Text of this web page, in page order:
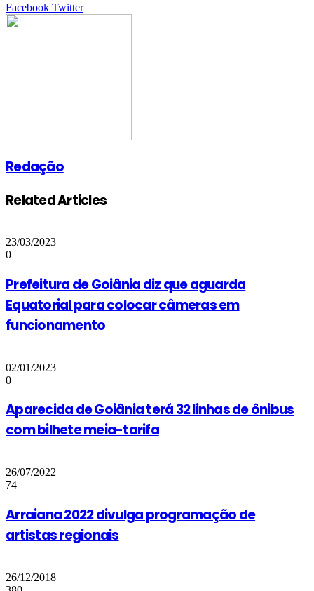
Facebook TwitterGoogle+
LinkedIn
StumbleUpon
Tumblr
Pinterest
Reddit
VKontakte
Share
Print
Redação
Related Articles
23/03/2023
0
Prefeitura de Goiânia diz que aguarda
Equatorial para colocar câmeras em
funcionamento
02/01/2023
0
Aparecida de Goiânia terá 32 linhas de ônibus
com bilhete meia-tarifa
26/07/2022
74
Arraiana 2022 divulga programação de
artistas regionais
26/12/2018